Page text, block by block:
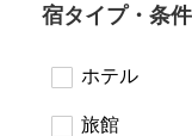
宿タイプ・条
ホテル
旅館